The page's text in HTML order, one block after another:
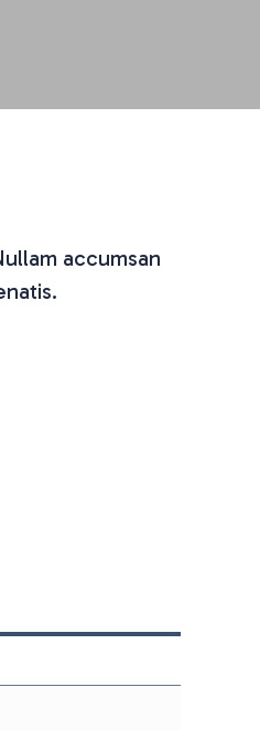
accumsan